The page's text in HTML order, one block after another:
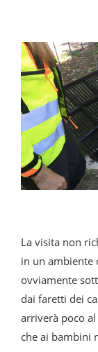
La visita non
in un ambiente
ovviamente
dai faretti dei
arriverà poco
che ai bambini